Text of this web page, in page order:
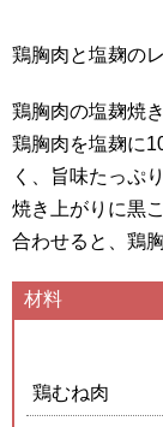
鶏胸肉と塩麹の
鶏胸肉の塩麹焼き
鶏胸肉を塩麹に
く、旨味たっぷ
焼き上がりに黒
合わせると、鶏
材料
鶏むね肉